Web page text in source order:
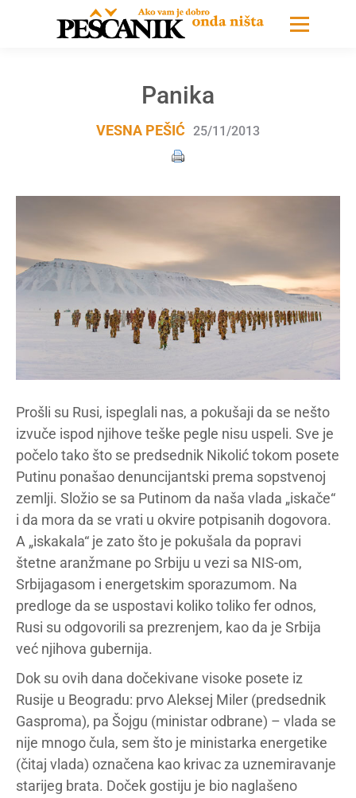
Panika
VESNA PEŠIĆ 25/11/2013
Prošli su Rusi, ispeglali nas, a pokušaji da se nešto
izvuče ispod njihove teške pegle nisu uspeli. Sve je
počelo tako što se predsednik Nikolić tokom posete
Putinu ponašao denuncijantski prema sopstvenoj
zemlji. Složio se sa Putinom da naša vlada „iskače“
i da mora da se vrati u okvire potpisanih dogovora.
A „iskakala“ je zato što je pokušala da popravi
štetne aranžmane po Srbiju u vezi sa NIS-om,
Srbijagasom i energetskim sporazumom. Na
predloge da se uspostavi koliko toliko fer odnos,
Rusi su odgovorili sa prezrenjem, kao da je Srbija
već njihova gubernija.
Dok su ovih dana dočekivane visoke posete iz
Rusije u Beogradu: prvo Aleksej Miler (predsednik
Gasproma), pa Šojgu (ministar odbrane) – vlada se
nije mnogo čula, sem što je ministarka energetike
(čitaj vlada) označena kao krivac za uznemiravanje
starijeg brata. Doček gostiju je bio naglašeno